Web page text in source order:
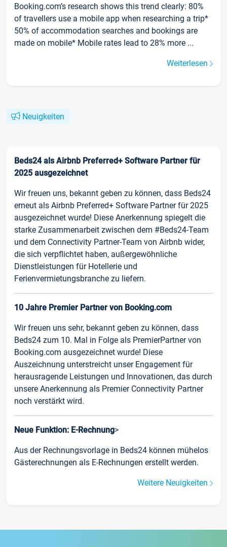
Booking.com’s research shows this trend clearly: 80%
of travellers use a mobile app when researching a trip*
50% of accommodation searches and bookings are
made on mobile* Mobile rates lead to 28% more ...
Weiterlesen
Neuigkeiten
Beds24 als Airbnb Preferred+ Software Partner für
2025 ausgezeichnet
Wir freuen uns, bekannt geben zu können, dass Beds24
erneut als Airbnb Preferred+ Software Partner für 2025
ausgezeichnet wurde! Diese Anerkennung spiegelt die
starke Zusammenarbeit zwischen dem #Beds24-Team
und dem Connectivity Partner-Team von Airbnb wider,
die sich verpflichtet haben, außergewöhnliche
Dienstleistungen für Hotellerie und
Ferienvermietungsbranche zu liefern.
10 Jahre Premier Partner von Booking.com
Wir freuen uns sehr, bekannt geben zu können, dass
Beds24 zum 10. Mal in Folge als PremierPartner von
Booking.com ausgezeichnet wurde! Diese
Auszeichnung unterstreicht unser Engagement für
herausragende Leistungen und Innovationen, das durch
unsere Anerkennung als Premier Connectivity Partner
noch verstärkt wird.
Neue Funktion: E-Rechnung>
Aus der Rechnungsvorlage in Beds24 können mühelos
Gästerechnungen als E-Rechnungen erstellt werden.
Weitere Neuigkeiten